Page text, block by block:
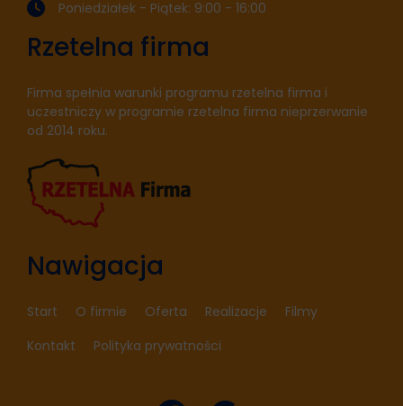
Poniedziałek - Piątek: 9:00 - 16:00
Rzetelna firma
Firma spełnia warunki programu rzetelna firma i
uczestniczy w programie rzetelna firma nieprzerwanie
od 2014 roku.
Nawigacja
Start O firmie Oferta Realizacje
Filmy
Kontakt
Polityka prywatności